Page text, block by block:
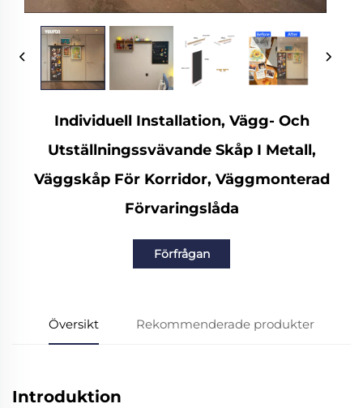
Individuell Installation, Vägg- Och
Utställningssvävande Skåp I Metall,
Väggskåp För Korridor, Väggmonterad
Förvaringslåda
Förfrågan
Översikt Rekommenderade produkter
Introduktion